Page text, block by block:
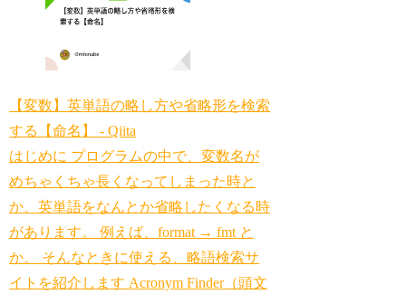
【変数】英単語の略し方や省略形を検索
する【命名】 - Qiita
はじめに プログラムの中で、変数名が
めちゃくちゃ長くなってしまった時と
か、英単語をなんとか省略したくなる時
があります。 例えば、format → fmt と
か。 そんなときに使える、略語検索サ
イトを紹介します Acronym Finder（頭文